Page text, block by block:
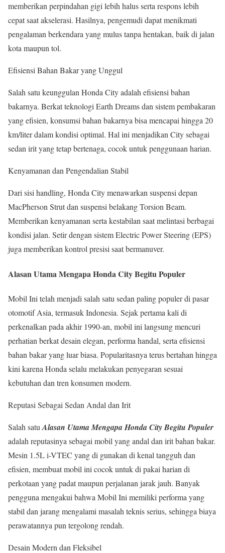
memberikan perpindahan gigi lebih halus serta respons lebih
cepat saat akselerasi. Hasilnya, pengemudi dapat menikmati
pengalaman berkendara yang mulus tanpa hentakan, baik di jalan
kota maupun tol.
Efisiensi Bahan Bakar yang Unggul
Salah satu keunggulan Honda City adalah efisiensi bahan
bakarnya. Berkat teknologi Earth Dreams dan sistem pembakaran
yang efisien, konsumsi bahan bakarnya bisa mencapai hingga 20
km/liter dalam kondisi optimal. Hal ini menjadikan City sebagai
sedan irit yang tetap bertenaga, cocok untuk penggunaan harian.
Kenyamanan dan Pengendalian Stabil
Dari sisi handling, Honda City menawarkan suspensi depan
MacPherson Strut dan suspensi belakang Torsion Beam.
Memberikan kenyamanan serta kestabilan saat melintasi berbagai
kondisi jalan. Setir dengan sistem Electric Power Steering (EPS)
juga memberikan kontrol presisi saat bermanuver.
Alasan Utama Mengapa Honda City Begitu Populer
Mobil Ini telah menjadi salah satu sedan paling populer di pasar
otomotif Asia, termasuk Indonesia. Sejak pertama kali di
perkenalkan pada akhir 1990-an, mobil ini langsung mencuri
perhatian berkat desain elegan, performa handal, serta efisiensi
bahan bakar yang luar biasa. Popularitasnya terus bertahan hingga
kini karena Honda selalu melakukan penyegaran sesuai
kebutuhan dan tren konsumen modern.
Reputasi Sebagai Sedan Andal dan Irit
Salah satu Alasan Utama Mengapa Honda City Begitu Populer
adalah reputasinya sebagai mobil yang andal dan irit bahan bakar.
Mesin 1.5L i-VTEC yang di gunakan di kenal tangguh dan
efisien, membuat mobil ini cocok untuk di pakai harian di
perkotaan yang padat maupun perjalanan jarak jauh. Banyak
pengguna mengakui bahwa Mobil Ini memiliki performa yang
stabil dan jarang mengalami masalah teknis serius, sehingga biaya
perawatannya pun tergolong rendah.
Desain Modern dan Fleksibel